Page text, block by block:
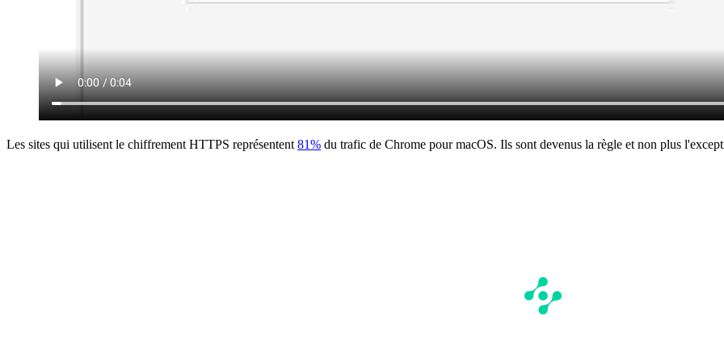
Les sites qui utilisent le chiffrement HTTPS représentent 81% du trafic de Chrome pour macOS. Ils sont devenus la règle et non plus